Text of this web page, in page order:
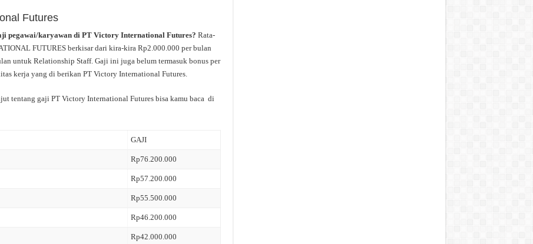
Futures
pegawai/karyawan di PT Victory International Futures? Rata-
FUTURES berkisar dari kira-kira Rp2.000.000 per bulan
untuk Relationship Staff. Gaji ini juga belum termasuk bonus per
kerja yang di berikan PT Victory International Futures.
tentang gaji PT Victory International Futures bisa kamu baca di
GAJI
Rp76.200.000
Rp57.200.000
Rp55.500.000
Rp46.200.000
Rp42.000.000